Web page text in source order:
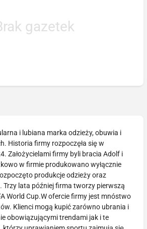
gazetek
i lubiana marka odzieży, obuwia i
Historia firmy rozpoczęła się w
Założycielami firmy byli bracia Adolf i
w firmie produkowano wyłącznie
produkcje odzieży oraz
Trzy lata później firma tworzy pierwszą
World Cup.W ofercie firmy jest mnóstwo
Klienci mogą kupić zarówno ubrania i
obowiązującymi trendami jak i te